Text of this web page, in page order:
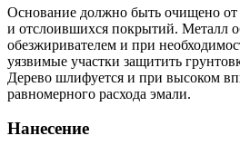
Основание должно быть очищено
и отслоившихся покрытий. Металл
обезжиривателем и при
уязвимые участки защитить
Дерево шлифуется и при высоком
равномерного расхода эмали.
Нанесение